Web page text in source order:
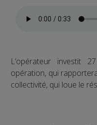
L’opérateur investit
opération, qui
collectivité, qui loue le